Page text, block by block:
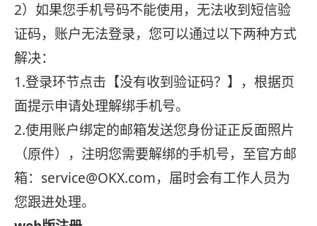
2）如果您手机号码不能使用，无法收到短信验
证码，账户无法登录，您可以通过以下两种方式
解决：
1.登录环节点击【没有收到验证码？】，根据页
面提示申请处理解绑手机号。
2.使用账户绑定的邮箱发送您身份证正反面照片
（原件），注明您需要解绑的手机号，至官方邮
箱：service@OKX.com，届时会有工作人员为
您跟进处理。